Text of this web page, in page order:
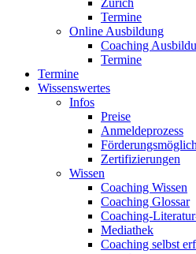
Zürich
Termine
Online Ausbildung
Coaching
Termine
Termine
Wissenswertes
Infos
Preise
Anmeldeprozess
Zertifizierungen
Wissen
Coaching Wissen
Coaching Glossar
Coaching-
Mediathek
Coaching selbst